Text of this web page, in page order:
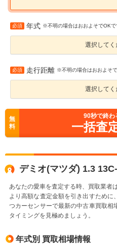
必須 年式 ※不明の場合はおおよそでOKで
選択してく
必須 走行距離 ※不明の場合はおおよそ
選択してく
無
料
90秒で終わ
一括査
デミオ(マツダ) 1.3
あなたの愛車を査定する時、買取業者
より高額な査定金額を引き出すため
つカーセンサーで最新の中古車買取相
タイミングを見極めましょう。
年式別 買取相場情報